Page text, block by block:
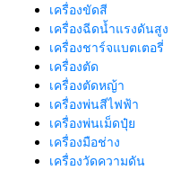
เครื่องขัดสี
เครื่องฉีดน้ำแรงดันสูง
เครื่องชาร์จแบตเตอรี่
เครื่องตัด
เครื่องตัดหญ้า
เครื่องพ่นสีไฟฟ้า
เครื่องพ่นเม็ดปุ๋ย
เครื่องมือช่าง
เครื่องวัดความดัน